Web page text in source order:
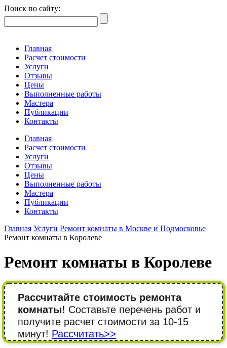
Поиск по сайту:
Главная
Расчет стоимости
Услуги
Отзывы
Цены
Выполненные работы
Мастера
Публикации
Контакты
Главная
Расчет стоимости
Услуги
Отзывы
Цены
Выполненные работы
Мастера
Публикации
Контакты
Главная Услуги Ремонт комнаты в Москве и Подмосковье
Ремонт комнаты в Королеве
Ремонт комнаты в Королеве
Рассчитайте стоимость ремонта
комнаты! Составьте перечень работ и
получите расчет стоимости за 10-15
минут! Рассчитать>>